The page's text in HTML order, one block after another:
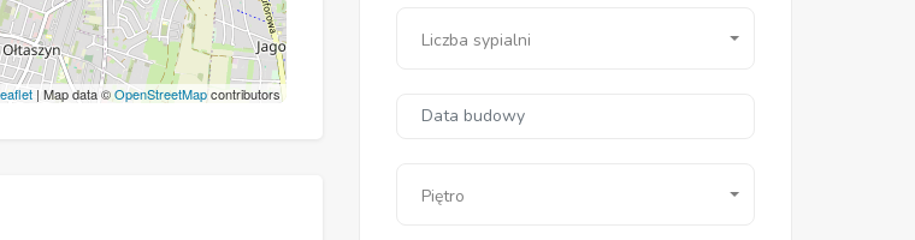
| Map data ©OpenStreetMapcontributors
Liczba sypialni
Piętro